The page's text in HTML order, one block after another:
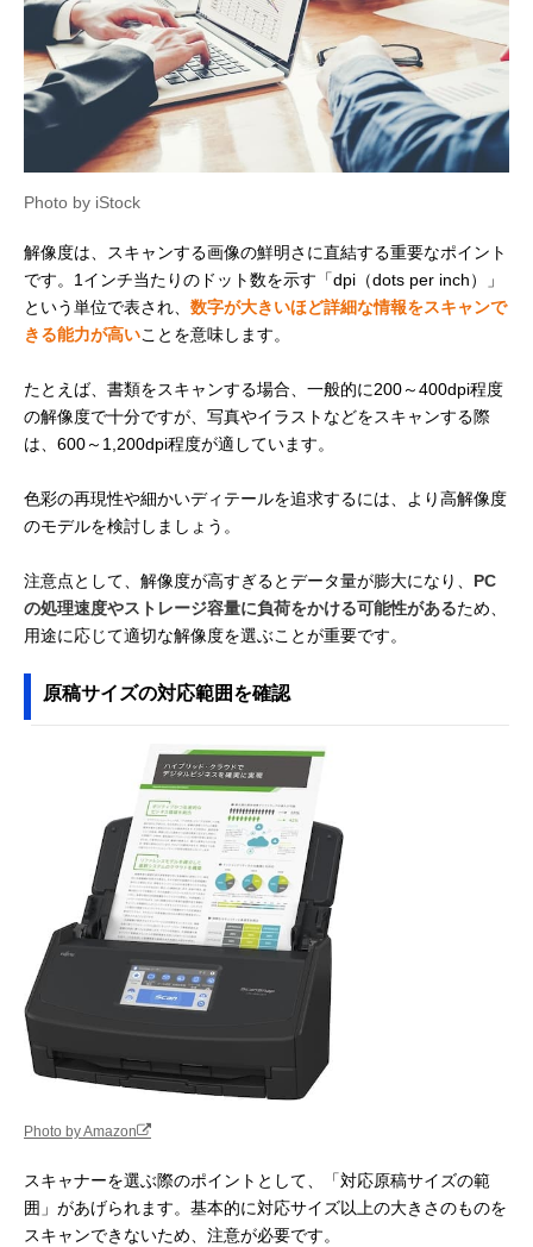
Photo by iStock
解像度は、スキャンする画像の鮮明さに直結する重要なポイント
です。1インチ当たりのドット数を示す「dpi（dots per inch）」
という単位で表され、 数字が大きいほど詳細な情報をスキャンで
きる能力が高いことを意味します。
たとえば、書類をスキャンする場合、一般的に200～400dpi程度
の解像度で十分ですが、写真やイラストなどをスキャンする際
は、600～1,200dpi程度が適しています。
色彩の再現性や細かいディテールを追求するには、より高解像度
のモデルを検討しましょう。
注意点として、解像度が高すぎるとデータ量が膨大になり、 PC
の処理速度やストレージ容量に負荷をかける可能性があるため、
用途に応じて適切な解像度を選ぶことが重要です。
原稿サイズの対応範囲を確認
Photo by Amazon
スキャナーを選ぶ際のポイントとして、「対応原稿サイズの範
囲」があげられます。基本的に対応サイズ以上の大きさのものを
スキャンできないため、注意が必要です。